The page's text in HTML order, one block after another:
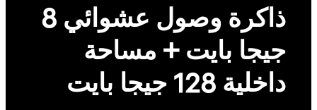
ذاكرة وصول عشوائي 8
جيجا بايت + مساحة
داخلية 128 جيجا بايت